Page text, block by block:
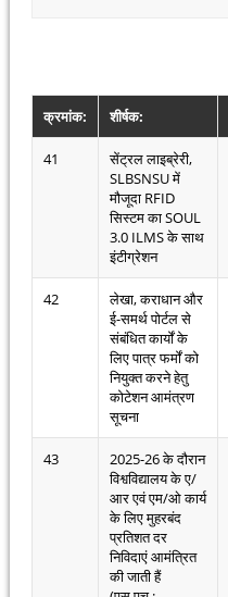
क्रमांक: शीर्षक:
41
सेंट्रल लाइब्रेरी,
SLBSNSU में
मौजूदा RFID
सिस्टम का SOUL
3.0 ILMS के साथ
इंटीग्रेशन
42
लेखा, कराधान और
ई-समर्थ पोर्टल से
संबंधित कार्यों के
लिए पात्र फर्मों को
नियुक्त करने हेतु
कोटेशन आमंत्रण
सूचना
43
2025-26 के दौरान
विश्वविद्यालय के ए/
आर एवं एम/ओ कार्य
के लिए मुहरबंद
प्रतिशत दर
निविदाएं आमंत्रित
की जाती हैं